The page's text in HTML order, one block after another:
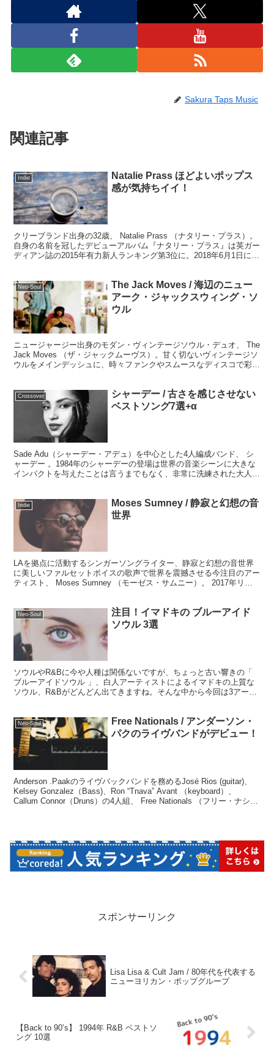
Sakura Taps Music
関連記事
Indie
Natalie Prass ほどよいポップス
感が気持ちイイ！
クリーブランド出身の32歳、 Natalie Prass （ナタリー・プラス）。
自身の名前を冠したデビューアルバム『ナタリー・プラス』は英ガー
ディアン誌の2015年有力新人ランキング第3位に。2018年6月1日にリ
Neo-Soul
The Jack Moves / 海辺のニュー
アーク・ジャックスウィング・ソ
ウル
ニュージャージー出身のモダン・ヴィンテージソウル・デュオ、 The
Jack Moves （ザ・ジャックムーヴス）。甘く切ないヴィンテージソ
ウルをメインデッシュに、時々ファンクやスムースなディスコで彩り
Crossover
シャーデー / 古さを感じさせない
ベストソング7選+α
Sade Adu（シャーデー・アデュ）を中心とした4人編成バンド、 シ
ャーデー 。1984年のシャーデーの登場は世界の音楽シーンに大きな
インパクトを与えたことは言うまでもなく、非常に洗練された大人の
Indie
Moses Sumney / 静寂と幻想の音
世界
LAを拠点に活動するシンガーソングライター、静寂と幻想の音世界
に美しいファルセットボイスの歌声で世界を震撼させる今注目のアー
ティスト、 Moses Sumney （モーゼス・サムニー）。 2017年リリ
Neo-Soul
注目！イマドキの ブルーアイド
ソウル 3選
ソウルやR&Bに今や人種は関係ないですが、ちょっと古い響きの「
ブルーアイドソウル 」、白人アーティストによるイマドキの上質な
ソウル、R&Bがどんどん出てきますね。そんな中から今回は3アーテ
Neo-Soul
Free Nationals / アンダーソン・
パクのライヴバンドがデビュー！
Anderson .Paakのライヴバックバンドを務めるJosé Rios (guitar)、
Kelsey Gonzalez（Bass)、Ron “Tnava” Avant （keyboard）、
Callum Connor（Druns）の4人組、 Free Nationals （フリー・ナショ
スポンサーリンク
Lisa Lisa & Cult Jam / 80年代を代表する
ニューヨリカン・ポップグループ
【Back to 90’s】 1994年 R&B ベストソ
ング 10選